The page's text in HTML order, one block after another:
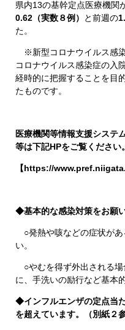
県内13の基幹定点医療機関
0.62（実数８例）
と前週の​
た。
※新型コロナウイルス感
コロナウイルス感染症の入
経時的に把握することを目
たものです。
医療機関等情報支援システ
等は下記HPをご覧ください。
【https://
◆基本的な感染対策をお願い
○発熱や咳などの症状があ
い。
○やむを得ず外出される場
に、手洗いの励行など基本
◆インフルエンザの定点当
を超えています。（別紙２参